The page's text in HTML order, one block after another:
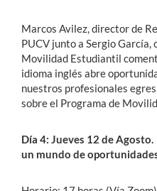
Marcos Avilez, director de
PUCV junto a Sergio
Movilidad Estudiantil
idioma inglés abre
nuestros profesionales
sobre el Programa de
Día 4: Jueves 12 de
un mundo de